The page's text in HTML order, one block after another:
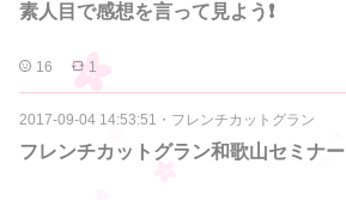
素人目で感想を言って見よう❗
16 1
2017-09-04 14:53:51 ・ フレンチカットグラン
フレンチカットグラン和歌山セミナー